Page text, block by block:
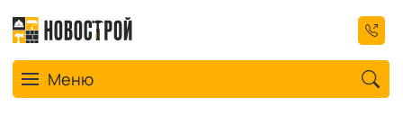
Toggle navigation
Меню